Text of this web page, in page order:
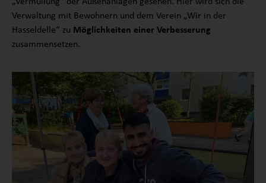
Verwaltung mit Bewohnern und dem Verein „Wir in der
Hasseldelle“ zu Möglichkeiten einer Verbesserung
zusammensetzen.